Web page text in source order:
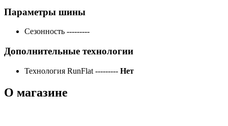
Параметры шины
Сезонность ---------
Дополнительные технологии
Технология RunFlat --------- Нет
О магазине